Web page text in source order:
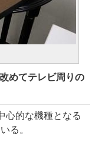
めてテレビ周りの
的な機種となる
る。